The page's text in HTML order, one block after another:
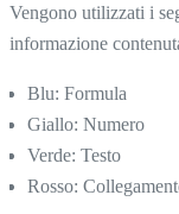
Vengono utilizzati i
informazione
Blu: Formula
Giallo: Numero
Verde: Testo
Rosso: